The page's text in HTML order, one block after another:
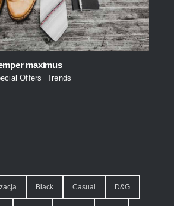
maximus
Offers Trends
Black Casual D&G